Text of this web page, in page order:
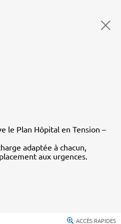
le Plan Hôpital en Tension –
adaptée à chacun,
aux urgences.
ACCÈS RAPIDES